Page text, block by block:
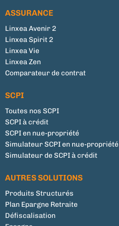
ASSURANCE
Linxea Avenir 2
Linxea Spirit 2
Linxea Vie
Linxea Zen
Comparateur de contrat
SCPI
Toutes nos SCPI
SCPI à crédit
SCPI en nue-propriété
Simulateur SCPI en nue-propriété
Simulateur de SCPI à crédit
AUTRES SOLUTIONS
Produits Structurés
Plan Epargne Retraite
Défiscalisation